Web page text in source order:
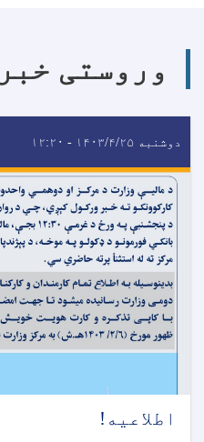
وروستی
دوشنبه ۱۴۰۳/۴/۲۵ - ۱۲:۲۰
اطلاعیه!